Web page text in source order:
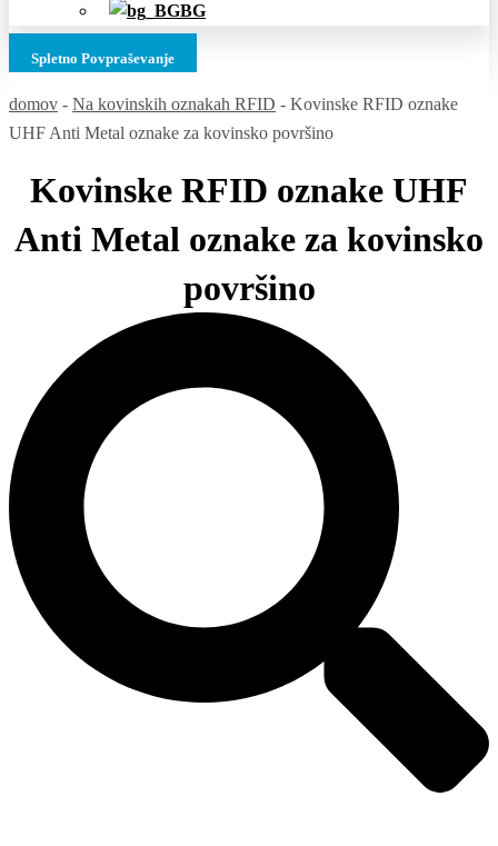
BG
Spletno Povpraševanje
domov - Na kovinskih oznakah RFID - Kovinske RFID oznake
UHF Anti Metal oznake za kovinsko površino
Kovinske RFID oznake UHF
Anti Metal oznake za kovinsko
površino